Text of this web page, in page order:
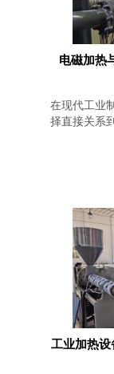
电磁加热
在现代工业
择直接关系